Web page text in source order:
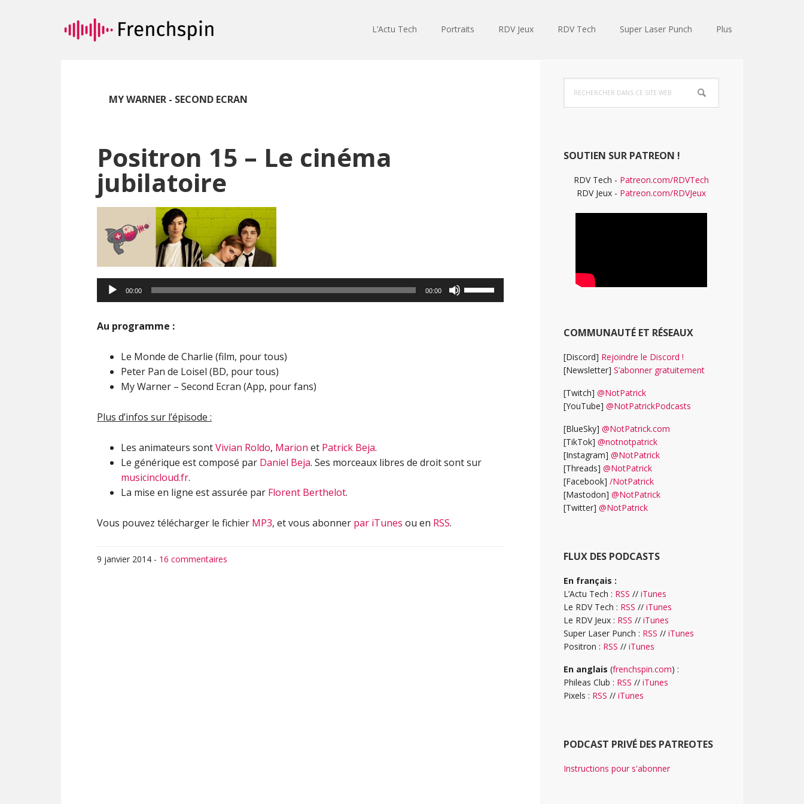
au
contenu
la
L’Actu Tech Portraits RDV Jeux RDV Tech Super Laser Punch Plus
MY WARNER - SECOND ECRAN
Positron 15 – Le cinéma
jubilatoire
00:00 00:00
les
Au programme :
Le Monde de Charlie (film, pour tous)
Peter Pan de Loisel (BD, pour tous)
My Warner – Second Ecran (App, pour fans)
Plus d’infos sur l’épisode :
Les animateurs sontVivian Roldo, Marion et Patrick Beja.
Le générique est composé par Daniel Beja. Ses morceaux libres de droit sont sur
musicincloud.fr.
La mise en ligne est assurée par Florent Berthelot.
Vous pouvez télécharger le fichier MP3, et vous abonner par iTunes ou en RSS.
9 janvier 2014 - 16 commentaires
Barre
latérale
dans
ce
SOUTIEN SUR PATREON !
RDV Tech - Patreon.com/RDVTech
RDV Jeux - Patreon.com/RDVJeux
COMMUNAUTÉ ET RÉSEAUX
[Discord] Rejoindre le Discord !
[Newsletter] S’abonner gratuitement
[Twitch] @NotPatrick
[YouTube] @NotPatrickPodcasts
[BlueSky] @NotPatrick.com
[TikTok] @notnotpatrick
[Instagram] @NotPatrick
[Threads] @NotPatrick
[Facebook] /NotPatrick
[Mastodon] @NotPatrick
[Twitter] @NotPatrick
FLUX DES PODCASTS
En français :
L’Actu Tech : RSS // iTunes
Le RDV Tech : RSS // iTunes
Le RDV Jeux : RSS // iTunes
Super Laser Punch : RSS // iTunes
Positron : RSS // iTunes
En anglais (frenchspin.com) :
Phileas Club : RSS // iTunes
Pixels : RSS // iTunes
PODCAST PRIVÉ DES PATREOTES
Instructions pour s'abonner